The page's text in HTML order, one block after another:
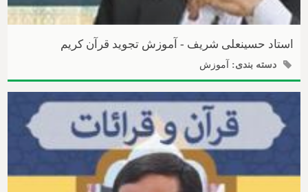
استاد حسینعلی شریف - آموزش تجوید قرآن کریم
دسته بندی: آموزش